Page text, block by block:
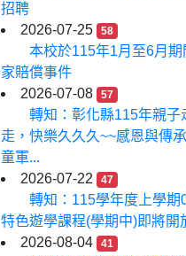
招聘
2026-07-25
58
本校於115年1月至6月期
家賠償事件
2026-07-08
57
轉知：彰化縣115年親子
走，快樂久久久~~感恩與傳
童軍...
2026-07-22
47
轉知：115學年度上學期
特色遊學課程(學期中)即將開
2026-08-04
41